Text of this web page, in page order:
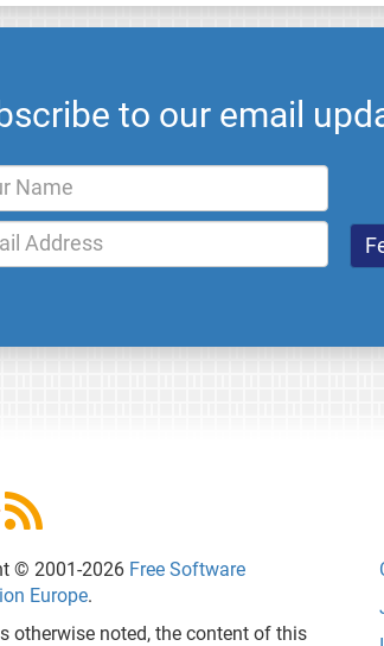
to our email
© 2001-2026 Free Software
Europe.
otherwise noted, the content of this